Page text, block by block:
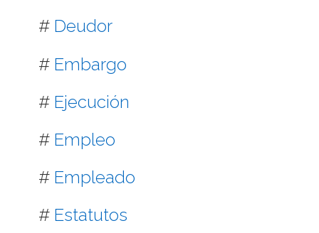
# Deudor
# Embargo
# Ejecución
# Empleo
# Empleado
# Estatutos